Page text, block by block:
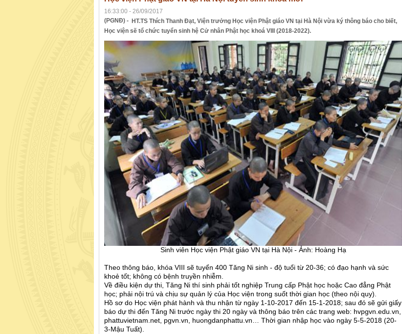
16:33:00 - 26/09/2017
(PGNĐ) - HT.TS Thích Thanh Đạt, Viện trưởng Học viện Phật giáo VN tại Hà Nội vừa ký thông báo cho biết,
Học viện sẽ tổ chức tuyển sinh hệ Cử nhân Phật học khoá VIII (2018-2022).
Sinh viên Học viện Phật giáo VN tại Hà Nội - Ảnh: Hoàng Hạ
Theo thông báo, khóa VIII sẽ tuyển 400 Tăng Ni sinh - độ tuổi từ 20-36; có đạo hạnh và sức
khoẻ tốt; không có bệnh truyền nhiễm.
Về điều kiện dự thi, Tăng Ni thí sinh phải tốt nghiệp Trung cấp Phật học hoặc Cao đẳng Phật
học; phải nội trú và chịu sự quản lý của Học viện trong suốt thời gian học (theo nội quy).
Hồ sơ do Học viện phát hành và thu nhận từ ngày 1-10-2017 đến 15-1-2018; sau đó sẽ gửi giấy
báo dự thi đến Tăng Ni trước ngày thi 20 ngày và thông báo trên các trang web: hvpgvn.edu.vn,
phattuvietnam.net, pgvn.vn, huongdanphattu.vn… Thời gian nhập học vào ngày 5-5-2018 (20-
3-Mậu Tuất).